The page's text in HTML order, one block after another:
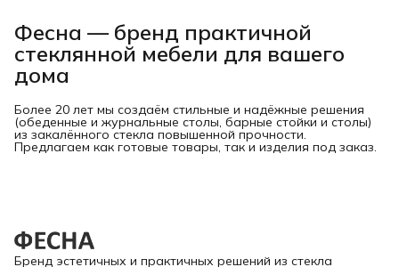
Фесна — бренд практичной
стеклянной мебели для вашего
дома
Более 20 лет мы создаём стильные и надёжные решения
(обеденные и журнальные столы, барные стойки и столы)
из закалённого стекла повышенной прочности.
Предлагаем как готовые товары, так и изделия под заказ.
Бренд эстетичных и практичных решений из стекла